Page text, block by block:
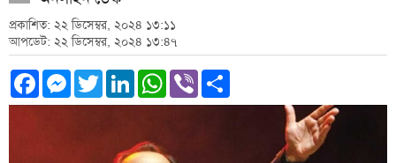
প্রকাশিত: ২২ ডিসেম্বর, ২০২৪ ১৩:১১
আপডেট: ২২ ডিসেম্বর, ২০২৪ ১৩:৪৭
Facebook
Messenger
TwitterLinkedInWhatsApp
Viber